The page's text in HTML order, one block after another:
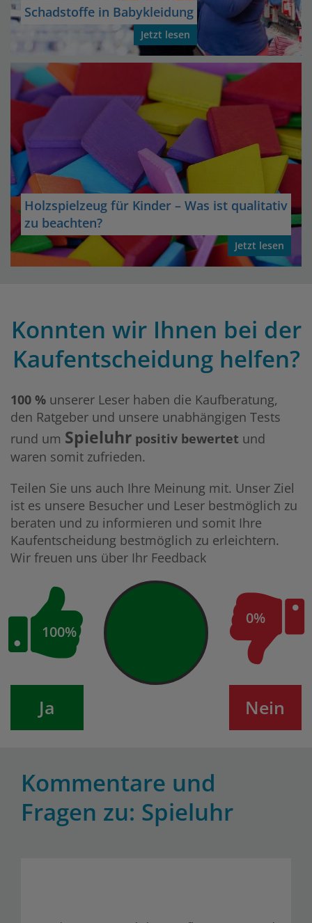
Schadstoffe in Babykleidung
Jetzt lesen
Holzspielzeug für Kinder – Was ist qualitativ
zu beachten?
Jetzt lesen
Konnten wir Ihnen bei der
Kaufentscheidung helfen?
100 % unserer Leser haben die Kaufberatung,
den Ratgeber und unsere unabhängigen Tests
rund um Spieluhr positiv bewertet und
waren somit zufrieden.
Teilen Sie uns auch Ihre Meinung mit. Unser Ziel
ist es unsere Besucher und Leser bestmöglich zu
beraten und zu informieren und somit Ihre
Kaufentscheidung bestmöglich zu erleichtern.
Wir freuen uns über Ihr Feedback
100%
0%
Ja Nein
Kommentare und
Fragen zu: Spieluhr